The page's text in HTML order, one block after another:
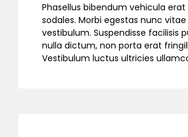
Phasellus bibendum vehicula
sodales. Morbi egestas nunc vitae
vestibulum. Suspendisse facilisis
nulla dictum, non porta erat
Vestibulum luctus ultricies